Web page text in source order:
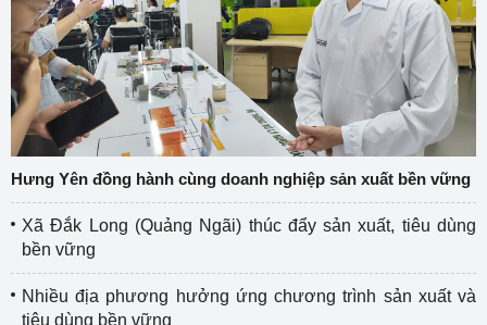
Hưng Yên đồng hành cùng doanh nghiệp sản xuất bền vững
Xã Đắk Long (Quảng Ngãi) thúc đẩy sản xuất, tiêu dùng
bền vững
Nhiều địa phương hưởng ứng chương trình sản xuất và
tiêu dùng bền vững